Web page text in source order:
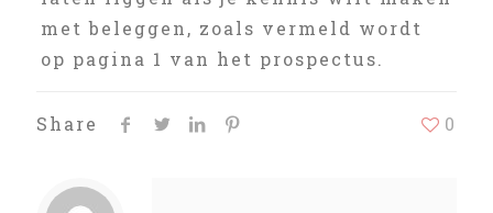
met beleggen, zoals vermeld wordt
op pagina 1 van het prospectus.
Share 0